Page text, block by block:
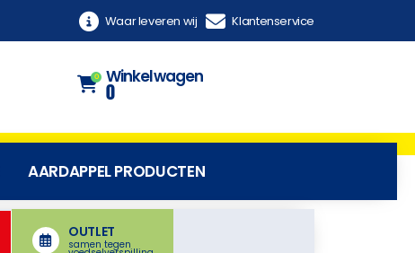
Waar leveren wij Klantenservice
0 Winkelwagen
0
AARDAPPEL PRODUCTEN
OUTLET
samen tegen